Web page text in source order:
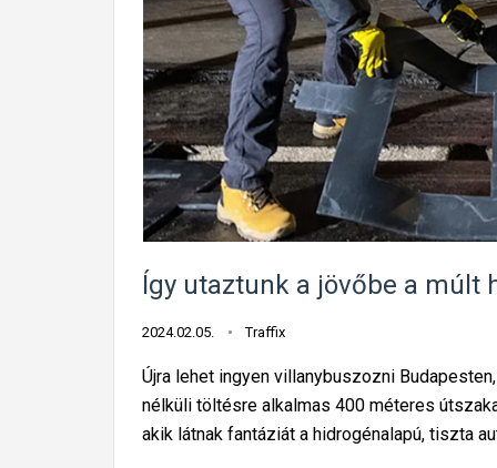
Így utaztunk a jövőbe a múlt
2024.02.05. Traffix
Újra lehet ingyen villanybuszozni
nélküli töltésre alkalmas 400 méteres
akik látnak fantáziát a hidrogénalapú, tiszta